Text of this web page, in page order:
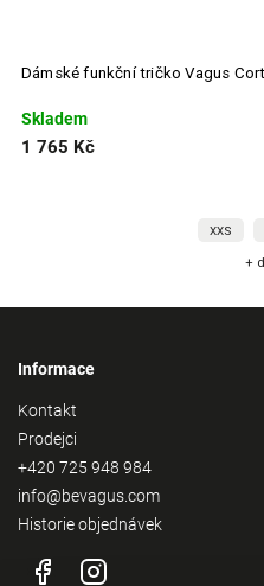
Dámské funkční tričko Vagus
Skladem
1 765 Kč
XXS
+
Informace
Kontakt
Prodejci
+420 725 948 984
info@bevagus.com
Historie objednávek